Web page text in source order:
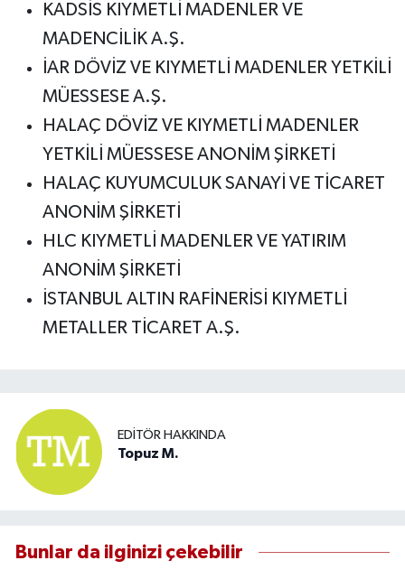
KADSİS KIYMETLİ MADENLER VE
MADENCİLİK A.Ş.
İAR DÖVİZ VE KIYMETLİ MADENLER YETKİLİ
MÜESSESE A.Ş.
HALAÇ DÖVİZ VE KIYMETLİ MADENLER
YETKİLİ MÜESSESE ANONİM ŞİRKETİ
HALAÇ KUYUMCULUK SANAYİ VE TİCARET
ANONİM ŞİRKETİ
HLC KIYMETLİ MADENLER VE YATIRIM
ANONİM ŞİRKETİ
İSTANBUL ALTIN RAFİNERİSİ KIYMETLİ
METALLER TİCARET A.Ş.
EDITÖR HAKKINDA
Topuz M.
Bunlar da ilginizi çekebilir